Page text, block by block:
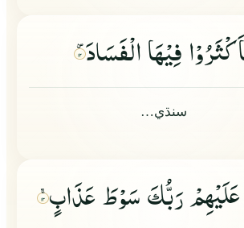
فِیْهَا الْفَسَادَ ۱۲
سنڌي…
رَبُّكَ سَوْطَ عَذَابٍ ۱۳